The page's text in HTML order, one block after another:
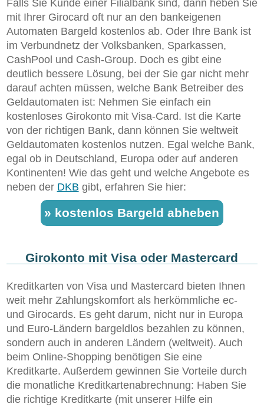
Falls Sie Kunde einer Filialbank sind, dann heben Sie
mit Ihrer Girocard oft nur an den bankeigenen
Automaten Bargeld kostenlos ab. Oder Ihre Bank ist
im Verbundnetz der Volksbanken, Sparkassen,
CashPool und Cash-Group. Doch es gibt eine
deutlich bessere Lösung, bei der Sie gar nicht mehr
darauf achten müssen, welche Bank Betreiber des
Geldautomaten ist: Nehmen Sie einfach ein
kostenloses Girokonto mit Visa-Card. Ist die Karte
von der richtigen Bank, dann können Sie weltweit
Geldautomaten kostenlos nutzen. Egal welche Bank,
egal ob in Deutschland, Europa oder auf anderen
Kontinenten! Wie das geht und welche Angebote es
neben der DKB gibt, erfahren Sie hier:
» kostenlos Bargeld abheben
Girokonto mit Visa oder Mastercard
Kreditkarten von Visa und Mastercard bieten Ihnen
weit mehr Zahlungskomfort als herkömmliche ec-
und Girocards. Es geht darum, nicht nur in Europa
und Euro-Ländern bargeldlos bezahlen zu können,
sondern auch in anderen Ländern (weltweit). Auch
beim Online-Shopping benötigen Sie eine
Kreditkarte. Außerdem gewinnen Sie Vorteile durch
die monatliche Kreditkartenabrechnung: Haben Sie
die richtige Kreditkarte (mit unserer Hilfe ein